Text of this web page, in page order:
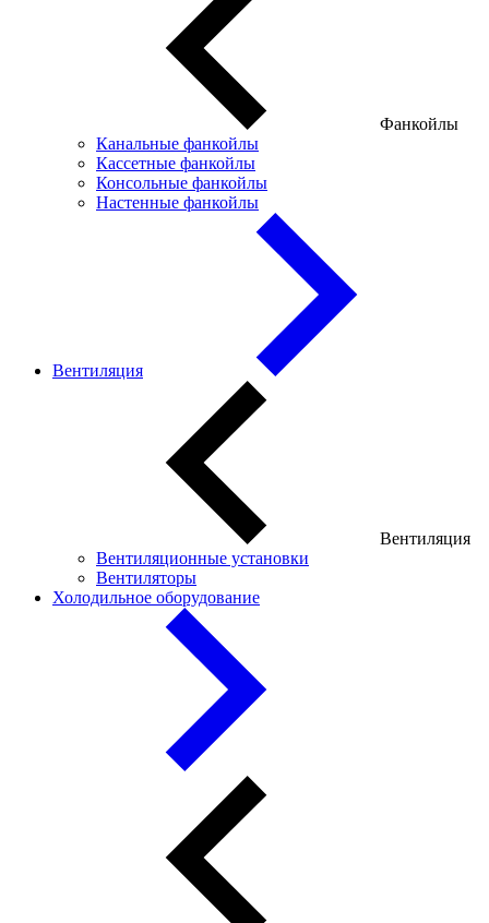
Фанкойлы
Канальные фанкойлы
Кассетные фанкойлы
Консольные фанкойлы
Настенные фанкойлы
Вентиляция
Вентиляция
Вентиляционные установки
Вентиляторы
Холодильное оборудование